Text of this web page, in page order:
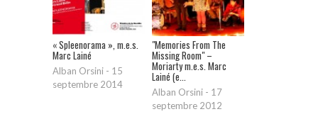
« Spleenorama », m.e.s.
Marc Lainé
Alban Orsini - 15
septembre 2014
"Memories From The
Missing Room" –
Moriarty m.e.s. Marc
Lainé (e...
Alban Orsini - 17
septembre 2012